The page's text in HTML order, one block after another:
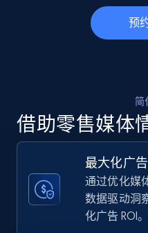
876+
URL, Final price, Sku,
Specifications, Image
more.
876+
预
简
借助零售媒体
最大化广
通过优化媒
数据驱动洞
化广告 ROI。